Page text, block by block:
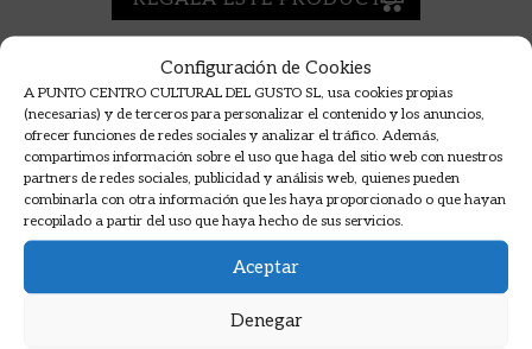
Configuración de Cookies
A PUNTO CENTRO CULTURAL DEL GUSTO SL, usa cookies propias
(necesarias) y de terceros para personalizar el contenido y los anuncios,
ofrecer funciones de redes sociales y analizar el tráfico. Además,
compartimos información sobre el uso que haga del sitio web con nuestros
partners de redes sociales, publicidad y análisis web, quienes pueden
combinarla con otra información que les haya proporcionado o que hayan
recopilado a partir del uso que haya hecho de sus servicios.
Aceptar
Denegar